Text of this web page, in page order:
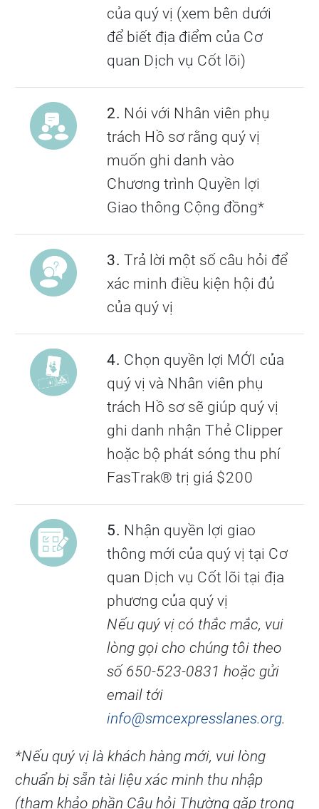
của quý vị (xem bên dưới
để biết địa điểm của Cơ
quan Dịch vụ Cốt lõi)
2. Nói với Nhân viên phụ
trách Hồ sơ rằng quý vị
muốn ghi danh vào
Chương trình Quyền lợi
Giao thông Cộng đồng*
3. Trả lời một số câu hỏi để
xác minh điều kiện hội đủ
của quý vị
4. Chọn quyền lợi MỚI của
quý vị và Nhân viên phụ
trách Hồ sơ sẽ giúp quý vị
ghi danh nhận Thẻ Clipper
hoặc bộ phát sóng thu phí
FasTrak® trị giá $200
5. Nhận quyền lợi giao
thông mới của quý vị tại Cơ
quan Dịch vụ Cốt lõi tại địa
phương của quý vị
Nếu quý vị có thắc mắc, vui
lòng gọi cho chúng tôi theo
số 650-523-0831 hoặc gửi
email tới
info@smcexpresslanes.org.
*Nếu quý vị là khách hàng mới, vui lòng
chuẩn bị sẵn tài liệu xác minh thu nhập
(tham khảo phần Câu hỏi Thường gặp trong